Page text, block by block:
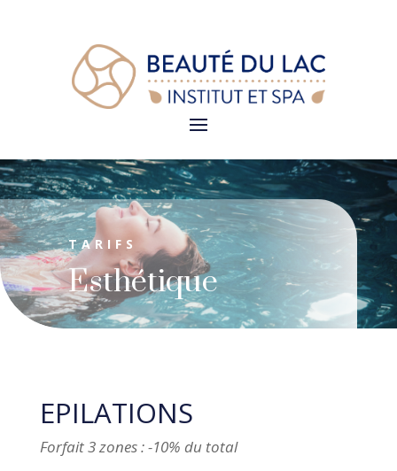
TARIFS
Esthétique
EPILATIONS
Forfait 3 zones : -10% du total